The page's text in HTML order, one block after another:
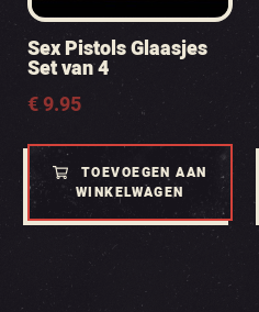
Sex Pistols Glaasjes
Set van 4
€9.95
TOEVOEGEN AAN
WINKELWAGEN